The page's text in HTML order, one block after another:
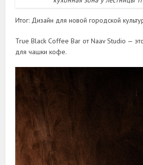
Итог: Дизайн для новой городской
True Black Coffee Bar от Naav Studio —
для чашки кофе.